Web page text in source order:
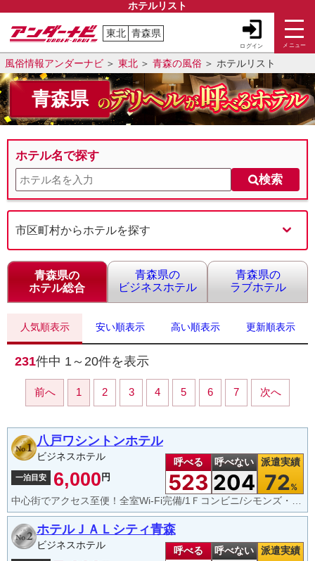
ホテルリスト
東北 青森県
ログイン メニュー
風俗情報アンダーナビ 東北 青森の風俗 ホテルリスト
青森県
ホテル名で探す
検索
市区町村からホテルを探す
青森県の
ホテル総合
青森県の
ビジネスホテル
青森県の
ラブホテル
人気順表示 安い順表示 高い順表示 更新順表示
231件中 1～20件を表示
前へ 1 2 3 4 5 6 7 次へ
八戸ワシントンホテル
ビジネスホテル
一泊目安 6,000円
呼べる
523
呼べない
204
派遣実績
72%
中心街でアクセス至便！全室Wi-Fi完備/1Ｆコンビニ/シモンズ・テンピュール製マット/高評価の朝食
ホテルＪＡＬシティ青森
ビジネスホテル
呼べる 呼べない 派遣実績